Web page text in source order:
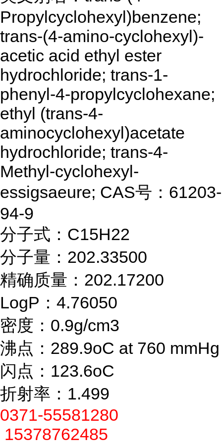
Propylcyclohexyl)benzene;
trans-(4-amino-cyclohexyl)-
acetic acid ethyl ester
hydrochloride; trans-1-
phenyl-4-propylcyclohexane;
ethyl (trans-4-
aminocyclohexyl)acetate
hydrochloride; trans-4-
Methyl-cyclohexyl-
essigsaeure; CAS号：61203-
94-9
分子式：C15H22
分子量：202.33500
精确质量：202.17200
LogP：4.76050
密度：0.9g/cm3
沸点：289.9oC at 760 mmHg
闪点：123.6oC
折射率：1.499
0371-55581280
15378762485